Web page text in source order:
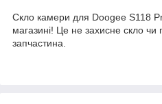
Скло камери для Doogee S118
магазині! Це не захисне скло чи
запчастина.